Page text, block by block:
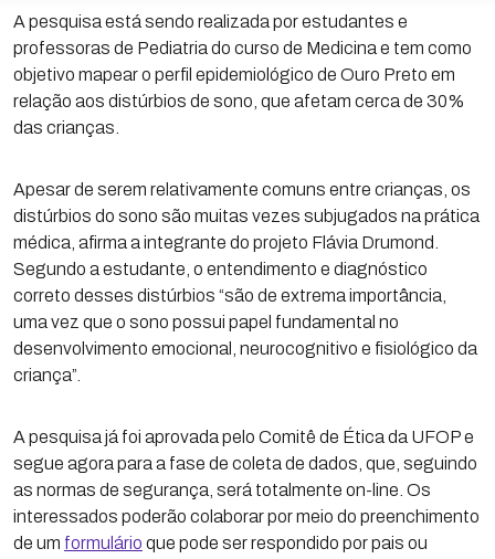
A pesquisa está sendo realizada por estudantes e
professoras de Pediatria do curso de Medicina e tem como
objetivo mapear o perfil epidemiológico de Ouro Preto em
relação aos distúrbios de sono, que afetam cerca de 30%
das crianças.
Apesar de serem relativamente comuns entre crianças, os
distúrbios do sono são muitas vezes subjugados na prática
médica, afirma a integrante do projeto Flávia Drumond.
Segundo a estudante, o entendimento e diagnóstico
correto desses distúrbios “são de extrema importância,
uma vez que o sono possui papel fundamental no
desenvolvimento emocional, neurocognitivo e fisiológico da
criança”.
A pesquisa já foi aprovada pelo Comitê de Ética da UFOP e
segue agora para a fase de coleta de dados, que, seguindo
as normas de segurança, será totalmente on-line. Os
interessados poderão colaborar por meio do preenchimento
de um formulário que pode ser respondido por pais ou